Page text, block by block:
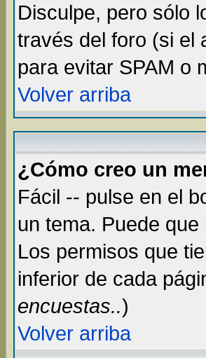
Disculpe, pero sólo
través del foro (si el
para evitar SPAM o
Volver arriba
¿Cómo creo un
Fácil -- pulse en el
un tema. Puede
Los permisos que
inferior de cada
encuestas..)
Volver arriba